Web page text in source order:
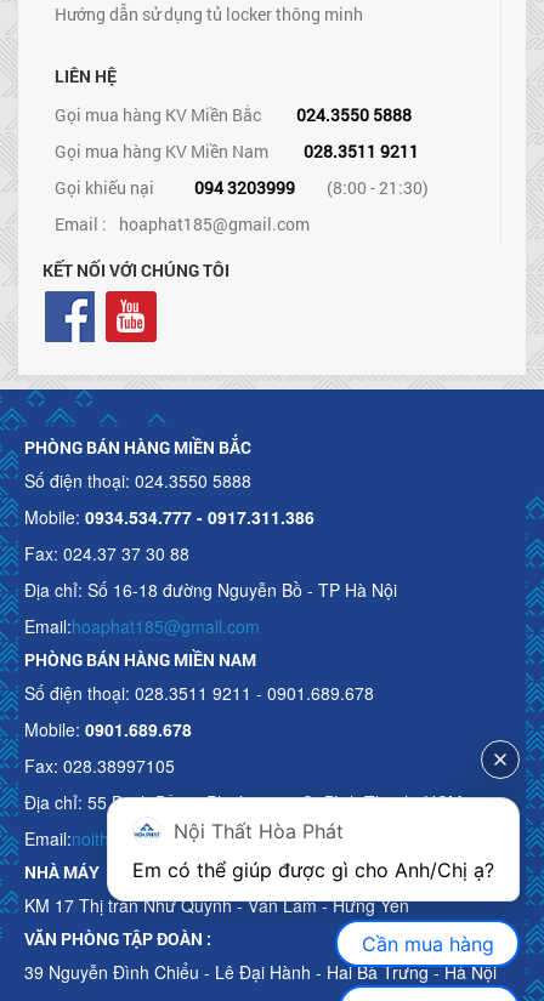
Hướng dẫn sử dụng tủ locker thông minh
LIÊN HỆ
Gọi mua hàng KV Miền Bắc
024.3550 5888
Gọi mua hàng KV Miền Nam
028.3511 9211
Gọi khiếu nại
094 3203999
(8:00 - 21:30)
Email : hoaphat185@gmail.com
KẾT NỐI VỚI CHÚNG TÔI
PHÒNG BÁN HÀNG MIỀN BẮC
Số điện thoại: 024.3550 5888
Mobile: 0934.534.777 - 0917.311.386
Fax: 024.37 37 30 88
Địa chỉ: Số 16-18 đường Nguyễn Bồ - TP Hà Nội
Email:hoaphat185@gmail.com
PHÒNG BÁN HÀNG MIỀN NAM
Số điện thoại: 028.3511 9211 - 0901.689.678
Mobile: 0901.689.678
Fax: 028.38997105
Địa chỉ: 55 Bạch Đằng, Phường 15, Q. Bình Thạnh, HCM
Email:noithathoaphattot@gmail.com
NHÀ MÁY
KM 17 Thị trấn Như Quỳnh - Văn Lâm - Hưng Yên
VĂN PHÒNG TẬP ĐOÀN :
39 Nguyễn Đình Chiểu - Lê Đại Hành - Hai Bà Trưng - Hà Nội
Nội Thất Hòa Phát
Cần mua hàng